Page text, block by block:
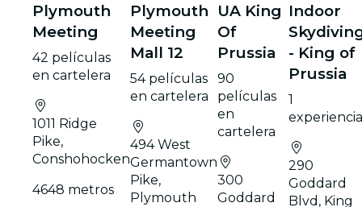
Plymouth
Meeting
42 películas
en cartelera
1011 Ridge
Pike,
Conshohocken
4648 metros
Plymouth
Meeting
Mall 12
54 películas
en cartelera
494 West
Germantown
Pike,
Plymouth
UA King
Of
Prussia
90
películas
en
cartelera
300
Goddard
Indoor
- King of
Prussia
1
experiencia
290
Goddard
Blvd, King